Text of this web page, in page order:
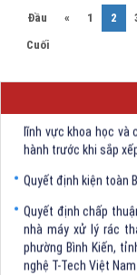
Đầu « 1 2
Cuối
Quyết định Về việc
hành trước khi sắp
nhà máy xử lý rác
phường Bình Kiến,
nghệ T-Tech Việt Nam